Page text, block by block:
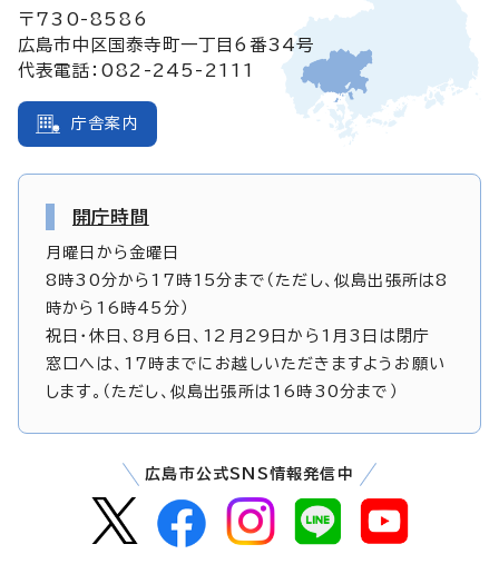
〒730-8586
広島市中区国泰寺町一丁目6番34号
代表電話：082-245-2111
庁舎案内
開庁時間
月曜日から金曜日
8時30分から17時15分まで（ただし、似島出張所は8
時から16時45分）
祝日・休日、8月6日、12月29日から1月3日は閉庁
窓口へは、17時までにお越しいただきますようお願い
します。（ただし、似島出張所は16時30分まで）
広島市公式SNS情報発信中